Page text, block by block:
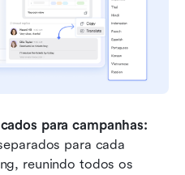
para campanhas:
para cada
reunindo todos os